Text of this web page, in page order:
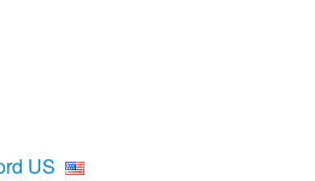
US